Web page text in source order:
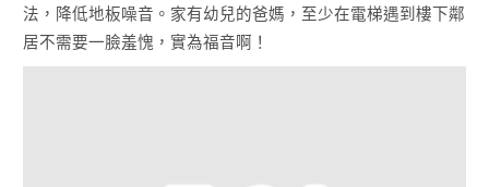
法，降低地板噪音。家有幼兒的爸媽，至少在電梯遇到樓下鄰
居不需要一臉羞愧，實為福音啊！